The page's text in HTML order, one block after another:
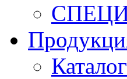
Каталог